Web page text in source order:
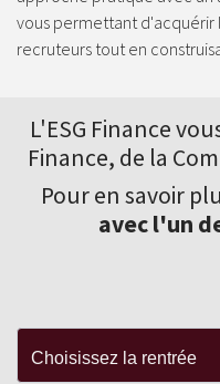
vous permettant
recruteurs tout en
L'ESG Finance
Finance, de la
Pour en savoir
avec l'un